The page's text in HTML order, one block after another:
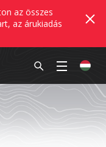
az összes
az árukiadás